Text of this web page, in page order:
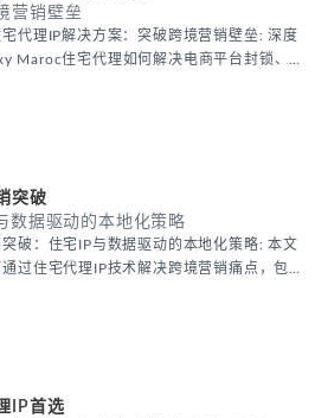
营销壁垒
代理IP解决方案：突破跨境营销壁垒: 深度
Maroc住宅代理如何解决电商平台封锁、社
突破
数据驱动的本地化策略
破：住宅IP与数据驱动的本地化策略: 本文
过住宅代理IP技术解决跨境营销痛点，包括
IP首选